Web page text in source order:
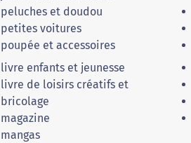
peluches et doudou
petites voitures
poupée et accessoires
livre enfants et jeunesse
livre de loisirs créatifs et
bricolage
magazine
mangas